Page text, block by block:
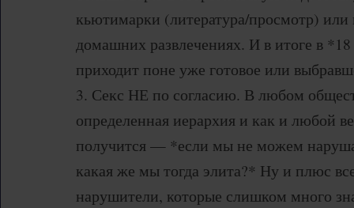
кьютимарки (литература/просмотр) или
домашних развлечениях. И в итоге в
приходит поне уже готовое или
3. Секс НЕ по согласию. В любом
определенная иерархия и как и любой
получится — *если мы не можем
какая же мы тогда элита?* Ну и плюс
нарушители, которые слишком много